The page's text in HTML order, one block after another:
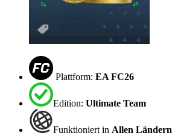
Plattform: EA FC26
Edition: Ultimate Team
Funktioniert in Allen Ländern